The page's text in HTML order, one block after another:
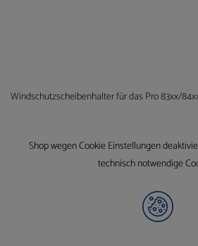
Windschutzscheibenhalter für das Pro 83xx/
Shop wegen Cookie Einstellungen
technisch notwendige